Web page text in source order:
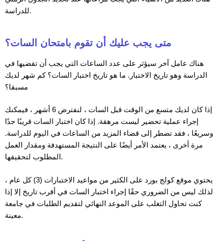
للدراسة.
متى يجب عليك أن تقوم بامتحان السات؟
هناك عامل آخر سيؤثر على عدد الساعات التي يجب أن تقضيها في
الدراسة وهو تاريخ الاختبار. ما هو تاريخ اختبار السات؟ كم شهر لديك
مسبقا؟
إذا كان لديك متسع من الوقت قبل السات ، لنفترض 6 أشهر ، فيمكنك
إجراء عملية تحضير ليست مرهقة. إذا كان اختبار السات قريبًا جدًا
وسريعًا ، فقد تضطر إلى قضاء المزيد من الساعات في اليوم للدراسة.
مرة أخرى ، يعتمد الأمر أيضًا على النتيجة المستهدفة ومقدار العمل
المطلوب لتحقيقها.
يحتوي موقع كولج بورد على الكثير من مواعيد الاختبارات (3) كل عام ،
لذلك ليس من الضروري حقًا إجراء اختبار السات في أقرب تاريخ إلا إذا
كنت تحاول التغلب على الموعد النهائي لتقديم الطلبات في جامعة
معينة.